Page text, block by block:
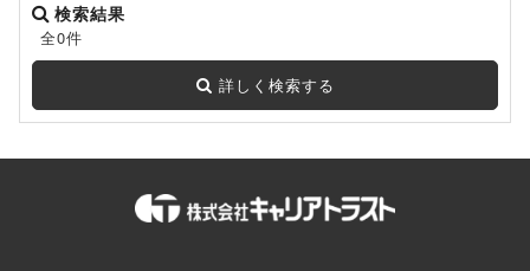
検索結果
全0件
詳しく検索する